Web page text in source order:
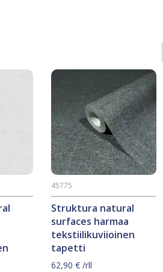
Struktura natural
surfaces harmaa
tekstiilikuviioinen
tapetti
45775
62,90 €/rll